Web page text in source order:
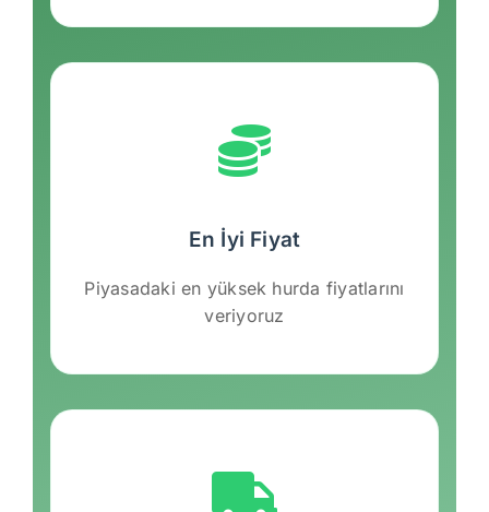
En İyi Fiyat
Piyasadaki en yüksek hurda fiyatlarını
veriyoruz